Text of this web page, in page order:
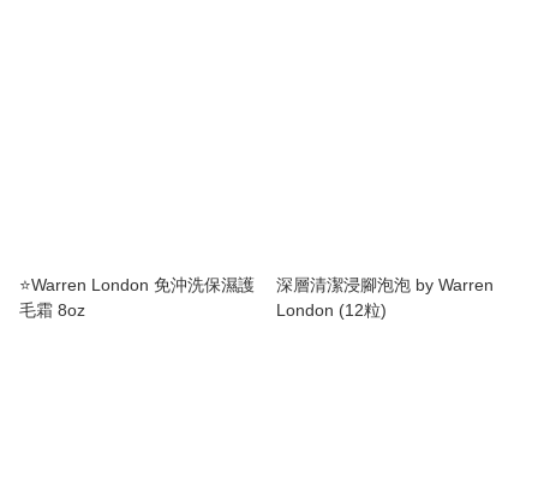
⭐️Warren London 免沖洗保濕護
毛霜 8oz
深層清潔浸腳泡泡 by Warren
London (12粒)